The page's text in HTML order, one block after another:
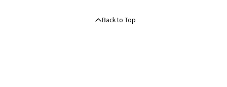
Back to Top